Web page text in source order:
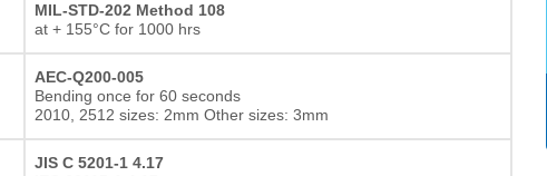
MIL-STD-202 Method 108
at + 155°C for 1000 hrs
AEC-Q200-005
Bending once for 60 seconds
2010, 2512 sizes: 2mm Other sizes: 3mm
JIS C 5201-1 4.17
Resistor de filme grosso